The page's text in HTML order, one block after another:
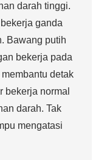
darah tinggi.
ganda
Bawang putih
bekerja pada
detak
bekerja normal
darah. Tak
mengatasi